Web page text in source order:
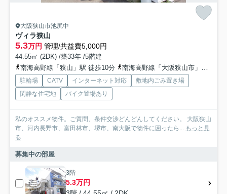
大阪狭山市池尻中
ヴィラ狭山
5.3万円 管理/共益費5,000円
44.55㎡ (2DK) /築33年 /5階建
南海高野線「狭山」駅 徒歩10分
南海高野線「大阪狭山市」駅 徒歩18分
駐輪場 CATV インターネット対応
敷地内ごみ置き場
閑静な住宅地
バイク置場あり
私のオススメ物件。ご質問、条件交渉どんどんしてください。 大阪狭山
市、河内長野市、富田林市、堺市、南大阪で物件に困ったら... もっと見
る
募集中の部屋
3階
5.3万円